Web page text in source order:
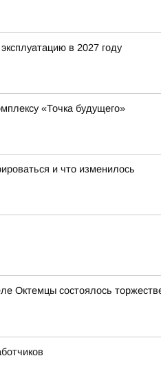
в 2027 году
«Точка будущего»
и что изменилось
Октемцы состоялось